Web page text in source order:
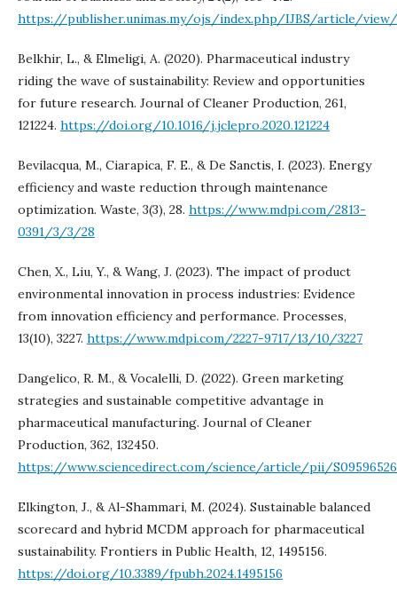
https://publisher.unimas.my/ojs/index.php/IJBS/article/view/
Belkhir, L., & Elmeligi, A. (2020). Pharmaceutical industry
riding the wave of sustainability: Review and opportunities
for future research. Journal of Cleaner Production, 261,
121224. https://doi.org/10.1016/j.jclepro.2020.121224
Bevilacqua, M., Ciarapica, F. E., & De Sanctis, I. (2023). Energy
efficiency and waste reduction through maintenance
optimization. Waste, 3(3), 28. https://www.mdpi.com/2813-
0391/3/3/28
Chen, X., Liu, Y., & Wang, J. (2023). The impact of product
environmental innovation in process industries: Evidence
from innovation efficiency and performance. Processes,
13(10), 3227. https://www.mdpi.com/2227-9717/13/10/3227
Dangelico, R. M., & Vocalelli, D. (2022). Green marketing
strategies and sustainable competitive advantage in
pharmaceutical manufacturing. Journal of Cleaner
Production, 362, 132450.
https://www.sciencedirect.com/science/article/pii/
Elkington, J., & Al-Shammari, M. (2024). Sustainable balanced
scorecard and hybrid MCDM approach for pharmaceutical
sustainability. Frontiers in Public Health, 12, 1495156.
https://doi.org/10.3389/fpubh.2024.1495156